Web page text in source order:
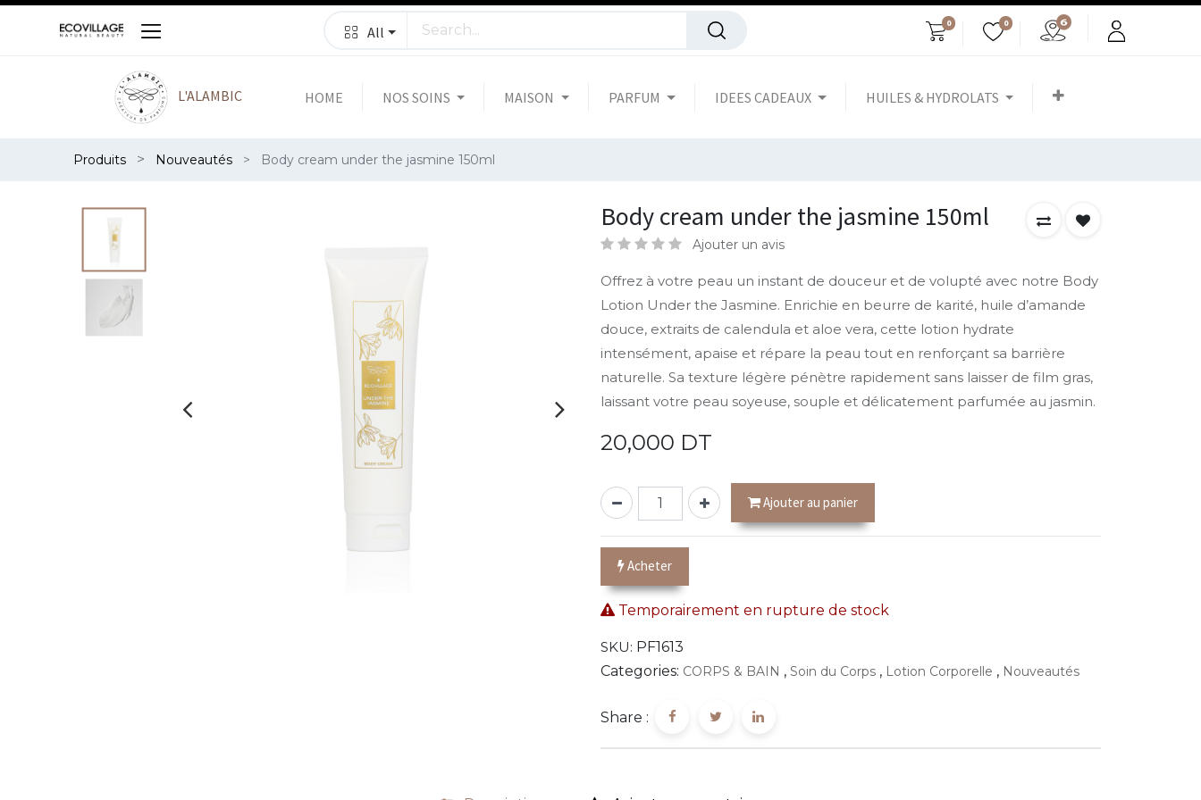
All
0 0
L'ALAMBIC HOME NOS SOINS MAISON PARFUM IDEES CADEAUX HUILES & HYDROLATS
Produits Nouveautés Body cream under the jasmine 150ml
Body cream under the jasmine 150ml
Ajouter un avis
Offrez à votre peau un instant de douceur et de volupté avec notre Body
Lotion Under the Jasmine. Enrichie en beurre de karité, huile d’amande
douce, extraits de calendula et aloe vera, cette lotion hydrate
intensément, apaise et répare la peau tout en renforçant sa barrière
naturelle. Sa texture légère pénètre rapidement sans laisser de film gras,
laissant votre peau soyeuse, souple et délicatement parfumée au jasmin.
20,000 DT
Ajouter au panier
Acheter
Temporairement en rupture de stock
SKU: PF1613
Categories: CORPS & BAIN , Soin du Corps , Lotion Corporelle , Nouveautés
Share :